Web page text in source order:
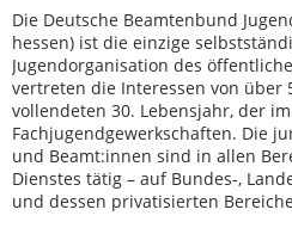
Die Deutsche Beamtenbund
hessen) ist die einzige
Jugendorganisation des
vertreten die Interessen von über
vollendeten 30. Lebensjahr, der
Fachjugendgewerkschaften. Die
und Beamt:innen sind in allen
Dienstes tätig – auf Bundes-,
und dessen privatisierten